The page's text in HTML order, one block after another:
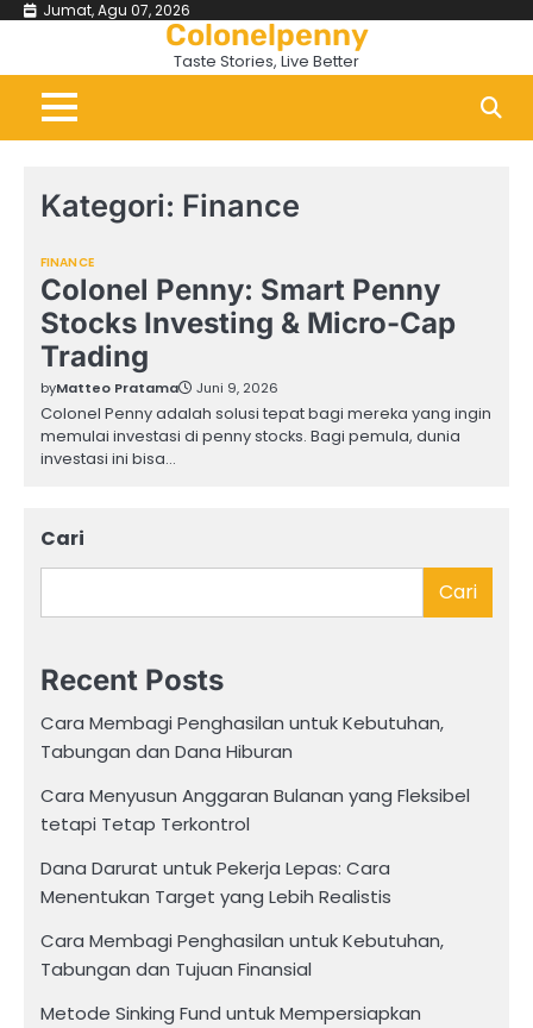
Skip
content
Jumat, Agu 07, 2026
Colonelpenny
Taste Stories, Live Better
Kategori: Finance
FINANCE
Colonel Penny: Smart Penny
Stocks Investing & Micro-Cap
Trading
byMatteo Pratama Juni 9, 2026
Colonel Penny adalah solusi tepat bagi mereka yang ingin
memulai investasi di penny stocks. Bagi pemula, dunia
investasi ini bisa…
Cari
Cari
Recent Posts
Cara Membagi Penghasilan untuk Kebutuhan,
Tabungan dan Dana Hiburan
Cara Menyusun Anggaran Bulanan yang Fleksibel
tetapi Tetap Terkontrol
Dana Darurat untuk Pekerja Lepas: Cara
Menentukan Target yang Lebih Realistis
Cara Membagi Penghasilan untuk Kebutuhan,
Tabungan dan Tujuan Finansial
Metode Sinking Fund untuk Mempersiapkan